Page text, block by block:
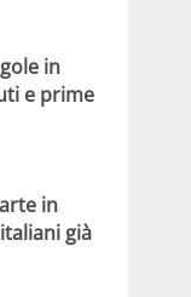
in
e prime
in
già